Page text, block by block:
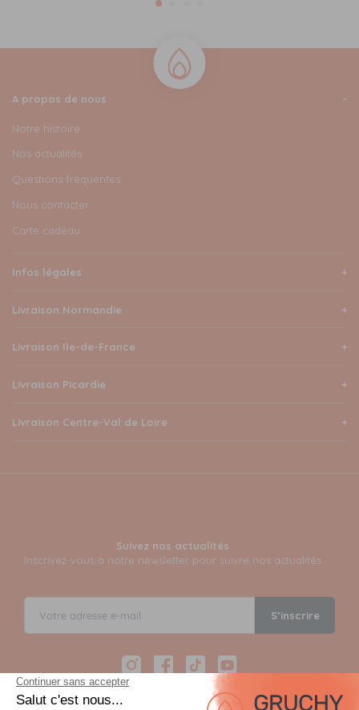
A propos de nous
Notre histoire
Nos actualités
Questions fréquentes
Nous contacter
Carte cadeau
Infos légales
Livraison Normandie
Livraison Ile-de-France
Livraison Picardie
Livraison Centre-Val de Loire
Suivez nos actualités
Inscrivez-vous à notre newsletter pour suivre nos actualités
S’inscrire
InstagramFacebook
TikTokYouTube